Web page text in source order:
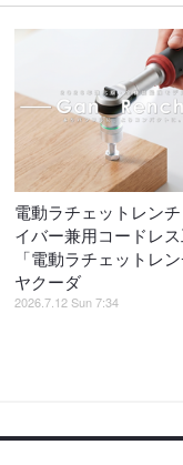
電動ラチェットレン
イバー兼用コードレ
「電動ラチェットレ
ヤクーダ
2026.7.12 Sun 7:34